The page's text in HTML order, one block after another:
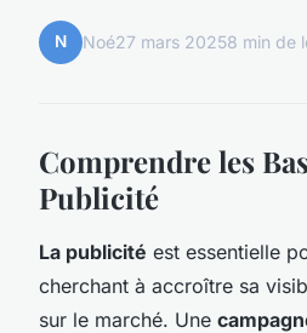
N Noé27 mars 20258 min de
Comprendre les
Publicité
La publicité est essentielle
cherchant à accroître sa
sur le marché. Une